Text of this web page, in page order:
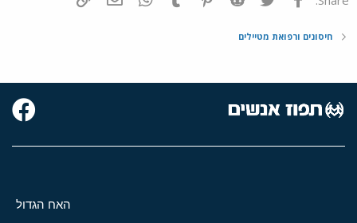
חיסונים ורפואת מטיילים
האח הגדול